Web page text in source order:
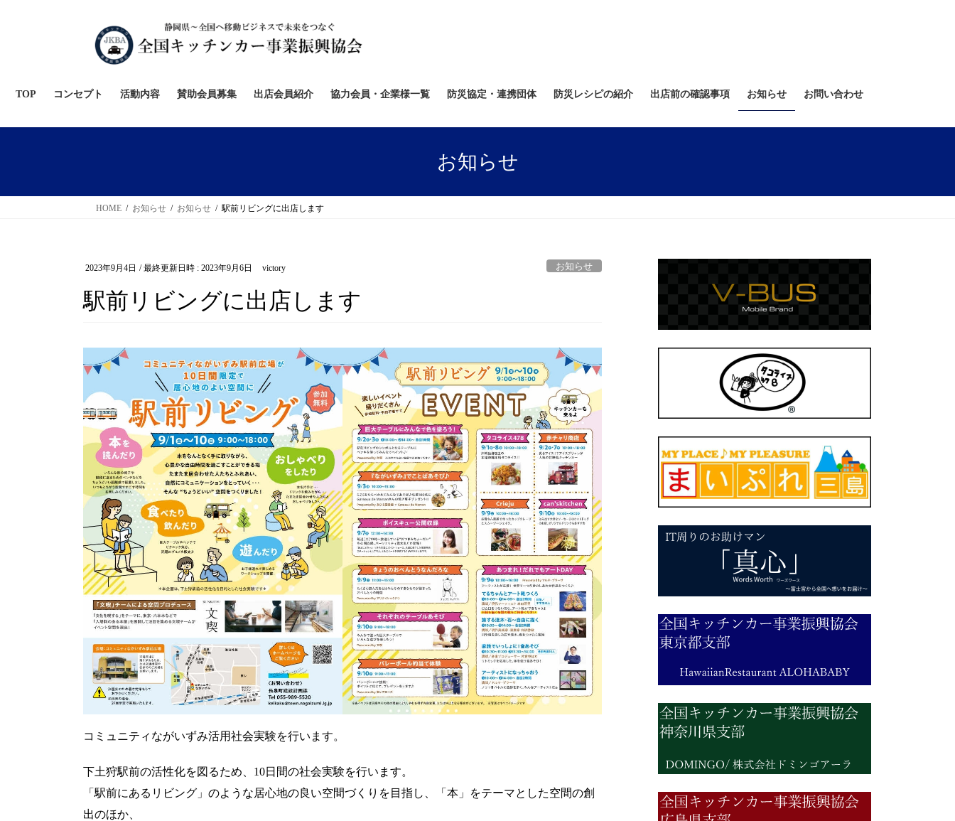
キ
に
TOP コンセプト 活動内容 賛助会員募集 出店会員紹介 協力会員・企業様一覧 防災協定・連携団体 防災レシピの紹介 出店前の確認事項 お知らせ お問い合わせ
お知らせ
HOME お知らせ お知らせ 駅前リビングに出店します
2023年9月4日 / 最終更新日時 : 2023年9月6日 victory お知らせ
駅前リビングに出店します
コミュニティながいずみ活用社会実験を行います。
下土狩駅前の活性化を図るため、10日間の社会実験を行います。
「駅前にあるリビング」のような居心地の良い空間づくりを目指し、「本」をテーマとした空間の創
出のほか、